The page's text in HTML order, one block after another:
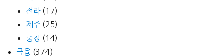
전라(17)
제주 (25)
충청 (14)
금융 (374)